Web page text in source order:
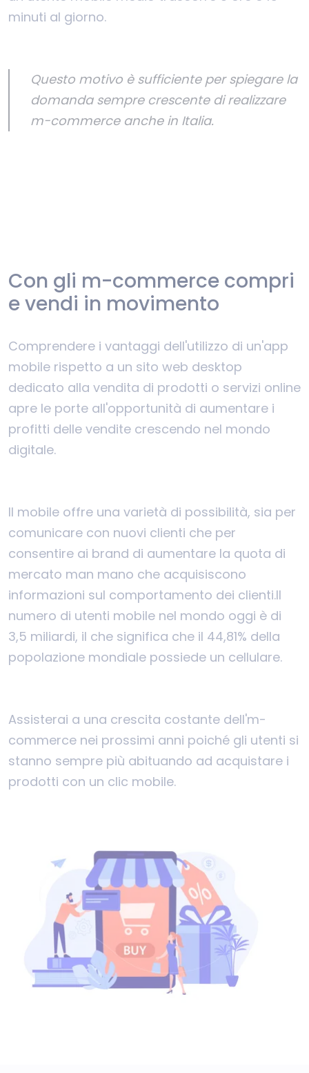
minuti al giorno.
Questo motivo è sufficiente per spiegare la
domanda sempre crescente di realizzare
m-commerce anche in Italia.
Con gli m-commerce compri
e vendi in movimento
Comprendere i vantaggi dell'utilizzo di un'app
mobile rispetto a un sito web desktop
dedicato alla vendita di prodotti o servizi online
apre le porte all'opportunità di aumentare i
profitti delle vendite crescendo nel mondo
digitale.
Il mobile offre una varietà di possibilità, sia per
comunicare con nuovi clienti che per
consentire ai brand di aumentare la quota di
mercato man mano che acquisiscono
informazioni sul comportamento dei clienti.Il
numero di utenti mobile nel mondo oggi è di
3,5 miliardi, il che significa che il 44,81% della
popolazione mondiale possiede un cellulare.
Assisterai a una crescita costante dell'm-
commerce nei prossimi anni poiché gli utenti si
stanno sempre più abituando ad acquistare i
prodotti con un clic mobile.